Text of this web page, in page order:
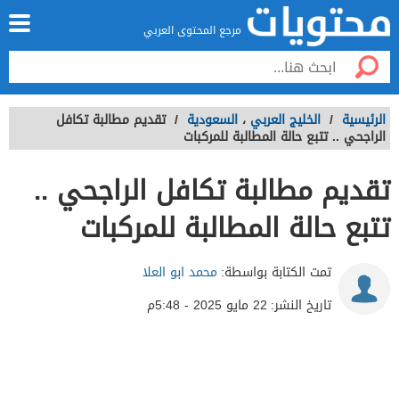
مرجع المحتوى العربي
الرئيسية / الخليج العربي ، السعودية / تقديم مطالبة تكافل
الراجحي .. تتبع حالة المطالبة للمركبات
تقديم مطالبة تكافل الراجحي ..
تتبع حالة المطالبة للمركبات
تمت الكتابة بواسطة: محمد ابو العلا
تاريخ النشر: 22 مايو 2025 - 5:48م